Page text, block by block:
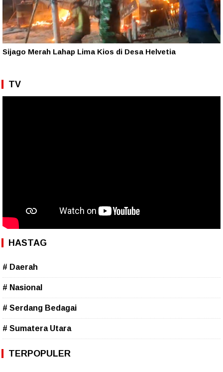
Sijago Merah Lahap Lima Kios di Desa Helvetia
TV
HASTAG
# Daerah
# Nasional
# Serdang Bedagai
# Sumatera Utara
TERPOPULER